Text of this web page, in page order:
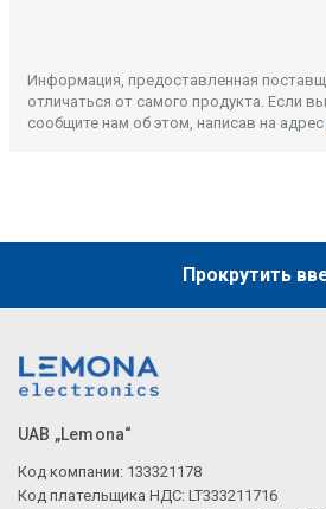
Описание искусственного интеллектаИнформация, предоставленная
отличаться от самого продукта. Если
сообщите нам об этом, написав на адрес
Прокрутить
UAB „Lemona“
Код компании: 133321178
Код плательщика НДС: LT333211716